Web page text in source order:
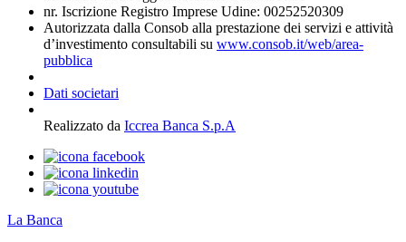
nr. Iscrizione Registro Imprese Udine: 00252520309
Autorizzata dalla Consob alla prestazione dei servizi e attività
d’investimento consultabili su www.consob.it/web/area-
pubblica
Dati societari
Realizzato da Iccrea Banca S.p.A
La Banca